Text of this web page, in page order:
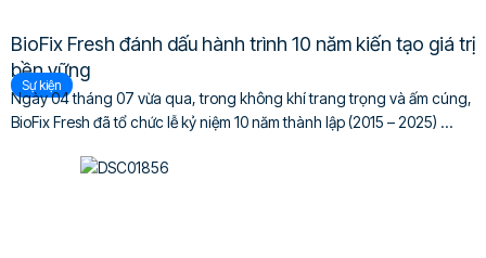
BioFix Fresh đánh dấu hành trình 10 năm kiến tạo giá trị
bền vững
Sự kiện
Ngày 04 tháng 07 vừa qua, trong không khí trang trọng và ấm cúng,
BioFix Fresh đã tổ chức lễ kỷ niệm 10 năm thành lập (2015 – 2025) ...